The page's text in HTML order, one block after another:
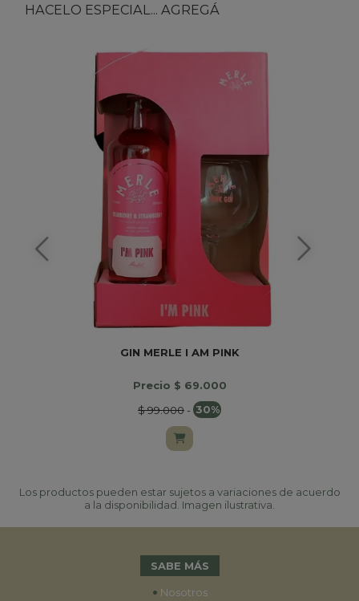
HACELO ESPECIAL... AGREGÁ
GIN MERLE I AM PINK
Precio $ 69.000
$ 99.000- 30%
Los productos pueden estar sujetos a variaciones de acuerdo
a la disponibilidad. Imagen ilustrativa.
SABE MÁS
• Nosotros